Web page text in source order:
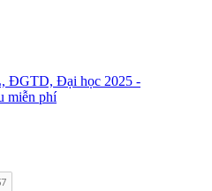
ĐGTD, Đại học 2025 -
miễn phí